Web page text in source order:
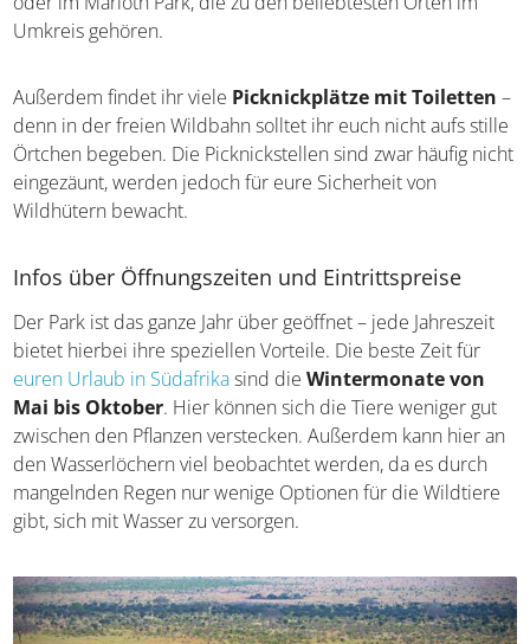
umliegenden Städten Numbi, White River, Nelspruit oder
auch Malelane könnt ihr häufig preisgünstiger nächtigen
Hazyview oder im Marloth Park, die zu den beliebtesten
Orten im Umkreis gehören.
Außerdem findet ihr viele
häufig nicht eingezäunt, werden jedoch für eure
Sicherheit von Wildhütern bewacht.
Infos über Öffnungszeiten und Eintrittspreise
Der Park ist das ganze Jahr über geöffnet – jede Jahreszeit
bietet hierbei ihre speziellen Vorteile. Die beste Zeit für
euren Urlaub in Südafrikasind dieWintermonate von
Mai bis Oktober. Hier können sich die Tiere weniger gut
zwischen den Pflanzen verstecken. Außerdem kann hier
durch mangelnden Regen nur wenige Optionen für die
Wildtiere gibt, sich mit Wasser zu versorgen.